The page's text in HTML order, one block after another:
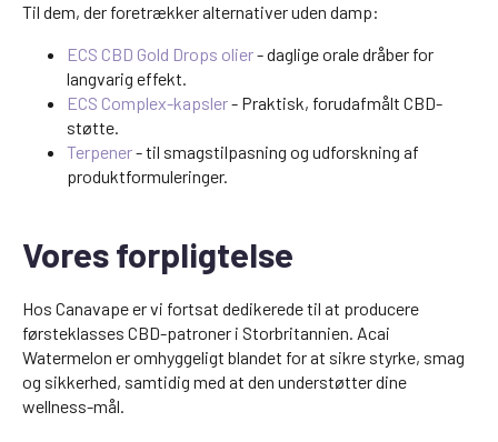
Til dem, der foretrækker alternativer uden damp:
ECS CBD Gold Drops olier- daglige orale dråber for
langvarig effekt.
ECS Complex-kapsler- Praktisk, forudafmålt CBD-
støtte.
Terpener- til smagstilpasning og udforskning af
produktformuleringer.
Vores forpligtelse
Hos Canavape er vi fortsat dedikerede til at producere
førsteklasses CBD-patroner i Storbritannien. Acai
Watermelon er omhyggeligt blandet for at sikre styrke, smag
og sikkerhed, samtidig med at den understøtter dine
wellness-mål.